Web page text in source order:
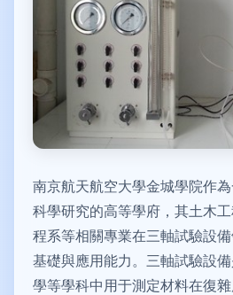
南京航天航空大學金城學院作
科學研究的高等學府，其土木
程系等相關專業在三軸試驗設
基礎與應用能力。三軸試驗設
學等學科中用于測定材料在復